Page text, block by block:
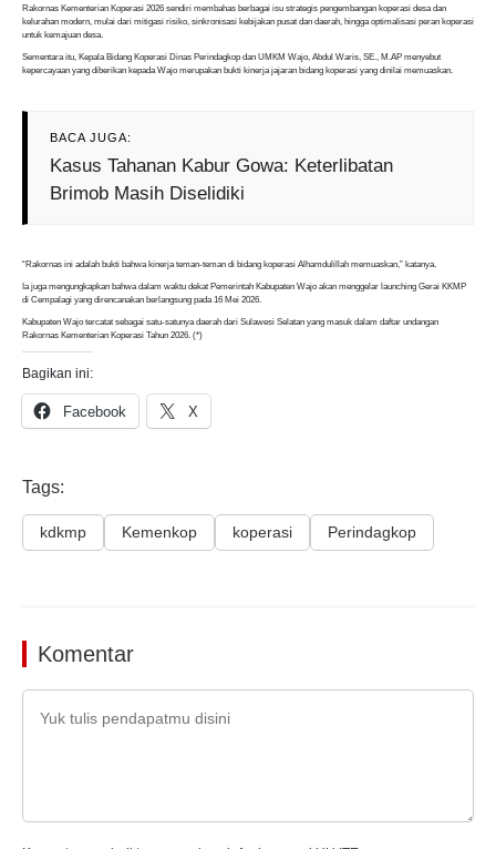
Rakornas Kementerian Koperasi 2026 sendiri membahas berbagai isu strategis pengembangan koperasi desa dan
kelurahan modern, mulai dari mitigasi risiko, sinkronisasi kebijakan pusat dan daerah, hingga optimalisasi peran koperasi
untuk kemajuan desa.
Sementara itu, Kepala Bidang Koperasi Dinas Perindagkop dan UMKM Wajo, Abdul Waris, SE., M.AP menyebut
kepercayaan yang diberikan kepada Wajo merupakan bukti kinerja jajaran bidang koperasi yang dinilai memuaskan.
BACA JUGA:
Kasus Tahanan Kabur Gowa: Keterlibatan
Brimob Masih Diselidiki
“Rakornas ini adalah bukti bahwa kinerja teman-teman di bidang koperasi Alhamdulillah memuaskan,” katanya.
Ia juga mengungkapkan bahwa dalam waktu dekat Pemerintah Kabupaten Wajo akan menggelar launching Gerai KKMP
di Cempalagi yang direncanakan berlangsung pada 16 Mei 2026.
Kabupaten Wajo tercatat sebagai satu-satunya daerah dari Sulawesi Selatan yang masuk dalam daftar undangan
Rakornas Kementerian Koperasi Tahun 2026. (*)
Bagikan ini:
Facebook X
Tags:
kdkmp Kemenkop koperasi Perindagkop
Komentar